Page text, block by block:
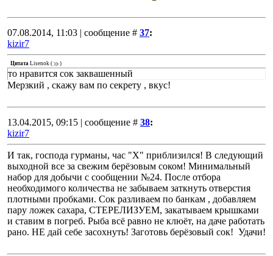
07.08.2014, 11:03 | сообщение # 37:
kizir7
Цитата Lisenok ( )
то нравится сок заквашенный
Мерзкий , скажу вам по секрету , вкус!
13.04.2015, 09:15 | сообщение # 38:
kizir7
И так, господа гурманы, час "Х" приблизился! В следующий
выходной все за свежим берёзовым соком! Минимальный
набор для добычи с сообщении №24. После отбора
необходимого количества не забываем заткнуть отверстия
плотными пробками. Сок разливаем по банкам , добавляем
пару ложек сахара, СТЕРЕЛИЗУЕМ, закатываем крышками
и ставим в погреб. Рыба всё равно не клюёт, на даче работать
рано. НЕ дай себе засохнуть! Заготовь берёзовый сок! Удачи!